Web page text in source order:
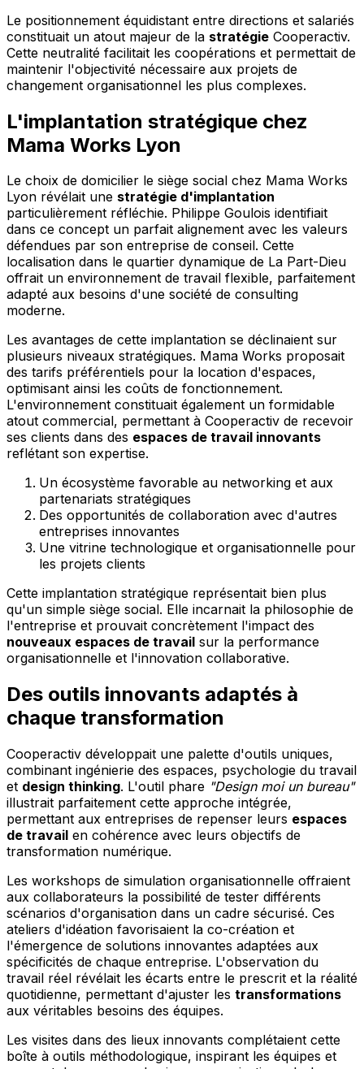
Le positionnement équidistant entre directions et salariés
constituait un atout majeur de la stratégie Cooperactiv.
Cette neutralité facilitait les coopérations et permettait de
maintenir l'objectivité nécessaire aux projets de
changement organisationnel les plus complexes.
L'implantation stratégique chez
Mama Works Lyon
Le choix de domicilier le siège social chez Mama Works
Lyon révélait une stratégie d'implantation
particulièrement réfléchie. Philippe Goulois identifiait
dans ce concept un parfait alignement avec les valeurs
défendues par son entreprise de conseil. Cette
localisation dans le quartier dynamique de La Part-Dieu
offrait un environnement de travail flexible, parfaitement
adapté aux besoins d'une société de consulting
moderne.
Les avantages de cette implantation se déclinaient sur
plusieurs niveaux stratégiques. Mama Works proposait
des tarifs préférentiels pour la location d'espaces,
optimisant ainsi les coûts de fonctionnement.
L'environnement constituait également un formidable
atout commercial, permettant à Cooperactiv de recevoir
ses clients dans des espaces de travail innovants
reflétant son expertise.
Un écosystème favorable au networking et aux
partenariats stratégiques
Des opportunités de collaboration avec d'autres
entreprises innovantes
Une vitrine technologique et organisationnelle pour
les projets clients
Cette implantation stratégique représentait bien plus
qu'un simple siège social. Elle incarnait la philosophie de
l'entreprise et prouvait concrètement l'impact des
nouveaux espaces de travail sur la performance
organisationnelle et l'innovation collaborative.
Des outils innovants adaptés à
chaque transformation
Cooperactiv développait une palette d'outils uniques,
combinant ingénierie des espaces, psychologie du travail
et design thinking. L'outil phare "Design moi un bureau"
illustrait parfaitement cette approche intégrée,
permettant aux entreprises de repenser leurs espaces
de travail en cohérence avec leurs objectifs de
transformation numérique.
Les workshops de simulation organisationnelle offraient
aux collaborateurs la possibilité de tester différents
scénarios d'organisation dans un cadre sécurisé. Ces
ateliers d'idéation favorisaient la co-création et
l'émergence de solutions innovantes adaptées aux
spécificités de chaque entreprise. L'observation du
travail réel révélait les écarts entre le prescrit et la réalité
quotidienne, permettant d'ajuster les transformations
aux véritables besoins des équipes.
Les visites dans des lieux innovants complétaient cette
boîte à outils méthodologique, inspirant les équipes et